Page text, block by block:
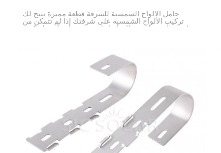
حامل الألواح الشمسية للشرفة قطعة مميزة تتيح لك
تركيب الألواح الشمسية على شرفتك إذا لم تتمكن من